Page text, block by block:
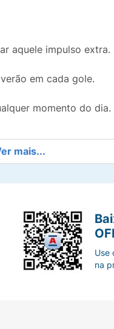
aquele impulso extra.
em cada gole.
momento do dia.
ativo e pronto para
Edition é a sua
latinha!
mais...
Use
na